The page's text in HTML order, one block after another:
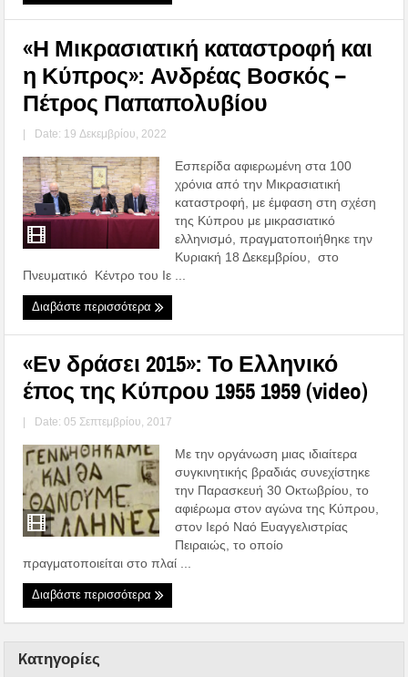
«Η Μικρασιατική καταστροφή και
η Κύπρος»: Ανδρέας Βοσκός –
Πέτρος Παπαπολυβίου
| Date: 19 Δεκεμβρίου, 2022
Εσπερίδα αφιερωμένη στα 100
χρόνια από την Μικρασιατική
καταστροφή, με έμφαση στη σχέση
της Κύπρου με μικρασιατικό
ελληνισμό, πραγματοποιήθηκε την
Κυριακή 18 Δεκεμβρίου, στο
Πνευματικό Κέντρο του Ιε ...
Διαβάστε περισσότερα
«Εν δράσει 2015»: Το Ελληνικό
έπος της Κύπρου 1955 1959 (video)
| Date: 05 Σεπτεμβρίου, 2017
Με την οργάνωση μιας ιδιαίτερα
συγκινητικής βραδιάς συνεχίστηκε
την Παρασκευή 30 Οκτωβρίου, το
αφιέρωμα στον αγώνα της Κύπρου,
στον Ιερό Ναό Ευαγγελιστρίας
Πειραιώς, το οποίο
πραγματοποιείται στο πλαί ...
Διαβάστε περισσότερα
Kατηγορίες